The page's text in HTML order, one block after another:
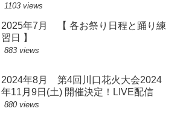
1103 views
2025年7月 【 各お祭り日程と踊り練
習日 】
883 views
2024年8月 第4回川口花火大会2024
年11月9日(土) 開催決定！LIVE配信
880 views